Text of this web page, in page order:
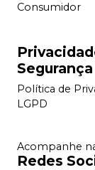
Consumidor
Segurança
Política de
LGPD
Acompanhe
Redes